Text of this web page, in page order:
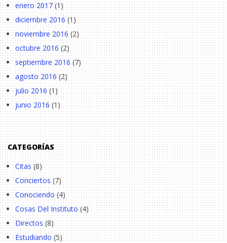
enero 2017(1)
diciembre 2016(1)
noviembre 2016(2)
octubre 2016 (2)
septiembre 2016(7)
agosto 2016 (2)
julio 2016(1)
junio 2016(1)
CATEGORÍAS
Citas (8)
Conciertos(7)
Conociendo(4)
Cosas Del Instituto(4)
Directos(8)
Estudiando (5)